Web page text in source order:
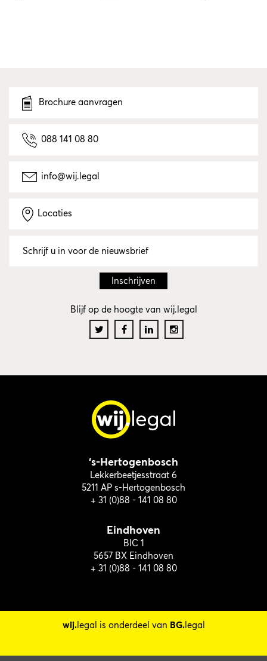
Brochure aanvragen
088 141 08 80
info@wij.legal
Locaties
Blijf op de hoogte van wij.legal
‘s-Hertogenbosch
Lekkerbeetjesstraat 6
5211 AP s-Hertogenbosch
+ 31 (0)88 - 141 08 80
Eindhoven
BIC 1
5657 BX Eindhoven
+ 31 (0)88 - 141 08 80
wij.legal is onderdeel van BG.legal